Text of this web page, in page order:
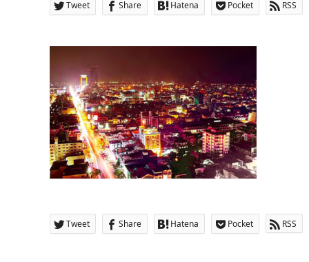
Tweet Share Hatena Pocket RSS
Tweet Share Hatena Pocket RSS